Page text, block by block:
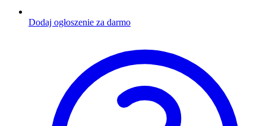
Dodaj ogłoszenie za darmo